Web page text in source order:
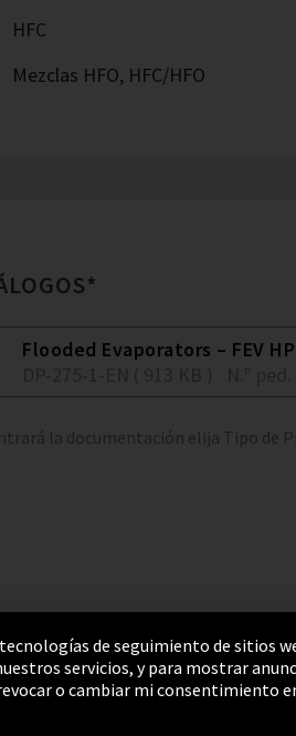
HFC
Mezclas HFO, HFC/HFO
Flooded Evaporators – FEV
la documentación elija Tipo de
imprenta Política de privacidad
de seguimiento de sitios
servicios, y para mostrar
o cambiar mi consentimiento